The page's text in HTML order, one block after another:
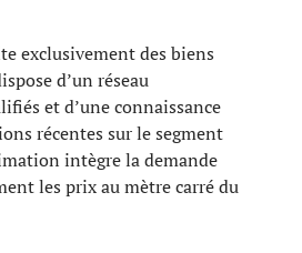
exclusivement des biens
d’un réseau
et d’une connaissance
récentes sur le segment
intègre la demande
les prix au mètre carré du